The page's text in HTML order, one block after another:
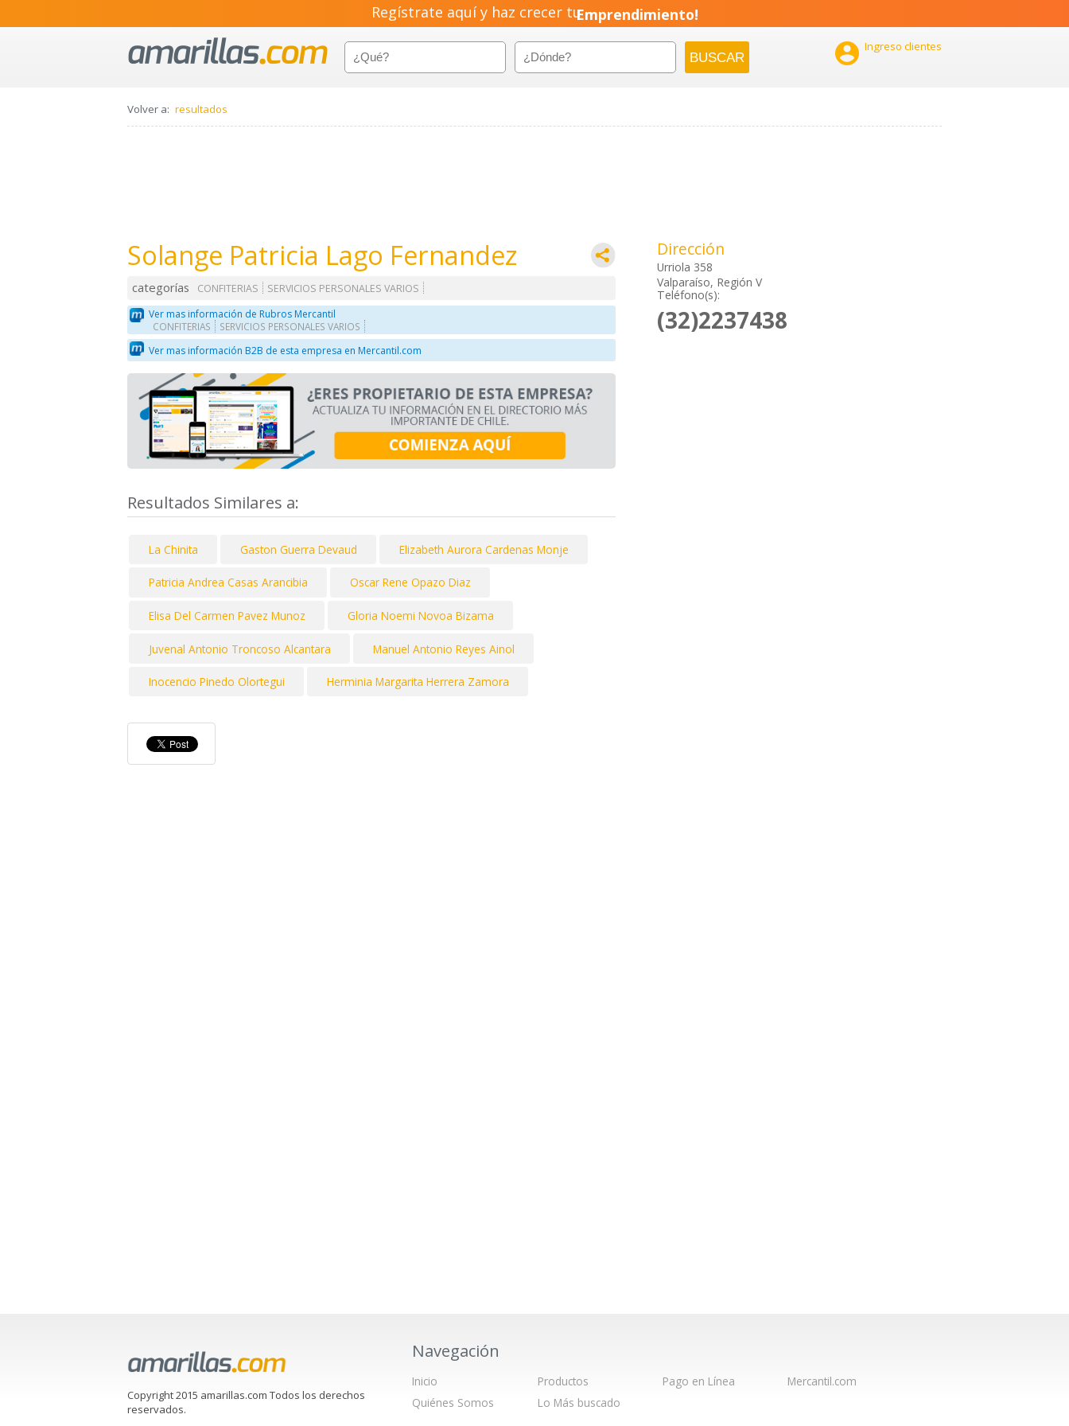
Regístrate aquí y haz crecer tuEmprendimiento!
 Ingreso clientes
Volver a: resultados
Solange Patricia Lago Fernandez
categorías CONFITERIAS
SERVICIOS PERSONALES VARIOS
Ver mas información de Rubros Mercantil
CONFITERIAS SERVICIOS PERSONALES VARIOS
Ver mas información B2B de esta empresa en Mercantil.com
Resultados Similares a:
La Chinita Gaston Guerra Devaud Elizabeth Aurora Cardenas Monje
Patricia Andrea Casas Arancibia Oscar Rene Opazo Diaz
Elisa Del Carmen Pavez Munoz Gloria Noemi Novoa Bizama
Juvenal Antonio Troncoso Alcantara Manuel Antonio Reyes Ainol
Inocencio Pinedo Olortegui Herminia Margarita Herrera Zamora
Dirección
Urriola 358
Valparaíso, Región V
Teléfono(s):
(32)2237438
Copyright 2015 amarillas.com Todos los derechos
reservados.
Navegación
Inicio
Quiénes Somos
Productos
Lo Más buscado
Pago en Línea Mercantil.com